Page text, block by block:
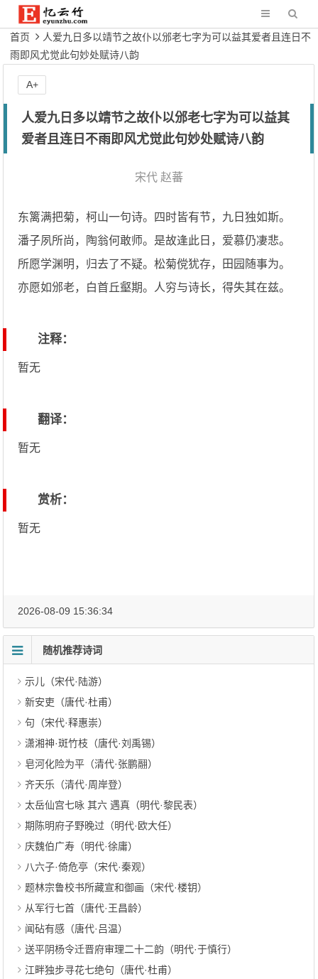
首页
人爱九日多以靖节之故仆以邠老七字为可以益其爱者且连日不
雨即风尤觉此句妙处赋诗八韵
人爱九日多以靖节之故仆以邠老七字为可以益其
爱者且连日不雨即风尤觉此句妙处赋诗八韵
宋代 赵蕃
东篱满把菊，柯山一句诗。四时皆有节，九日独如斯。
潘子夙所尚，陶翁何敢师。是故逢此日，爱慕仍凄悲。
所愿学渊明，归去了不疑。松菊傥犹存，田园随事为。
亦愿如邠老，白首丘壑期。人穷与诗长，得失其在兹。
注释：
暂无
翻译：
暂无
赏析：
暂无
A+
2026-08-09 15:36:34
随机推荐诗词
示儿（宋代·陆游）
新安吏（唐代·杜甫）
句（宋代·释惠崇）
潇湘神·斑竹枝（唐代·刘禹锡）
皂河化险为平（清代·张鹏翮）
齐天乐（清代·周岸登）
太岳仙宫七咏 其六 遇真（明代·黎民表）
期陈明府子野晚过（明代·欧大任）
庆魏伯广寿（明代·徐庸）
八六子·倚危亭（宋代·秦观）
题林宗鲁校书所藏宣和御画（宋代·楼钥）
从军行七首（唐代·王昌龄）
闻砧有感（唐代·吕温）
送平阴杨令迁晋府审理二十二韵（明代·于慎行）
江畔独步寻花七绝句（唐代·杜甫）